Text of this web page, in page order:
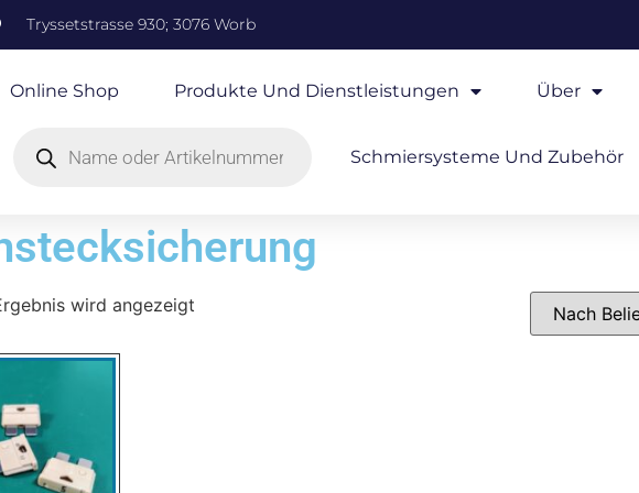
Tryssetstrasse 930; 3076 Worb
Online Shop Produkte Und Dienstleistungen Über
Schmiersysteme Und Zubehör
wird angezeigt